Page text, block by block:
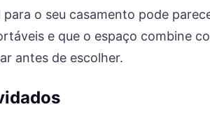
para o seu casamento pode
​​e que o espaço combine
antes de escolher.